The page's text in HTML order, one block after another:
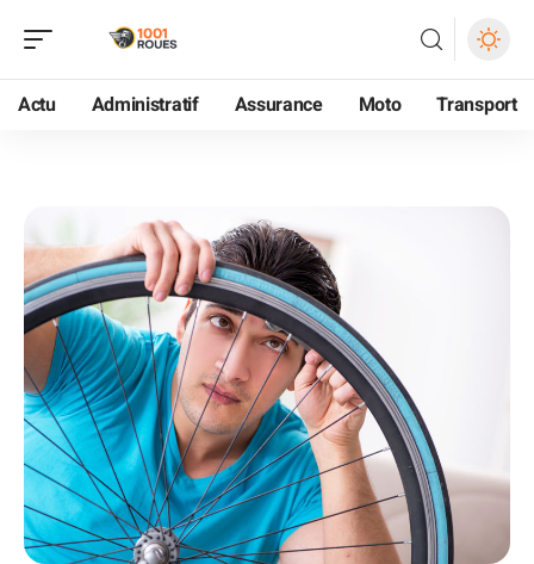
Actu Administratif Assurance Moto Transport